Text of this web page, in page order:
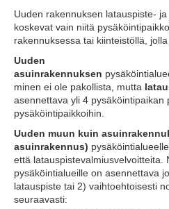
Uuden rakennuksen latauspiste-
koskevat vain niitä
rakennuksessa tai kiinteistöllä,
Uuden
asuinrakennuksen
minen ei ole pakollista, mutta
asennettava yli 4 pysäköintipaikan
pysäköintipaikkoihin.
Uuden muun kuin
asuinrakennus)
että latauspistevalmiusvelvoitteita.
pysäköintialueille on asennettava
latauspiste tai 2) vaihtoehtoisesti
seuraavasti: